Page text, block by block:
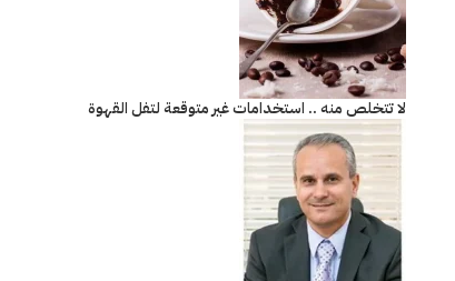
لا تتخلص منه .. استخدامات غير متوقعة لتفل القهوة